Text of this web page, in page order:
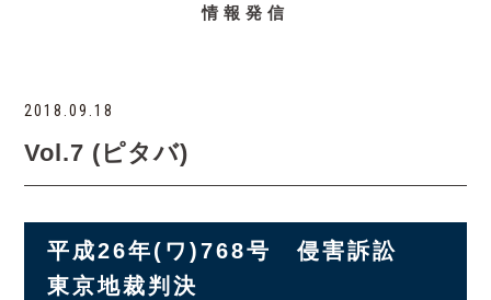
情報発信
2018.09.18
Vol.7 (ピタバ)
平成26年(ワ)768号 侵害訴訟
東京地裁判決